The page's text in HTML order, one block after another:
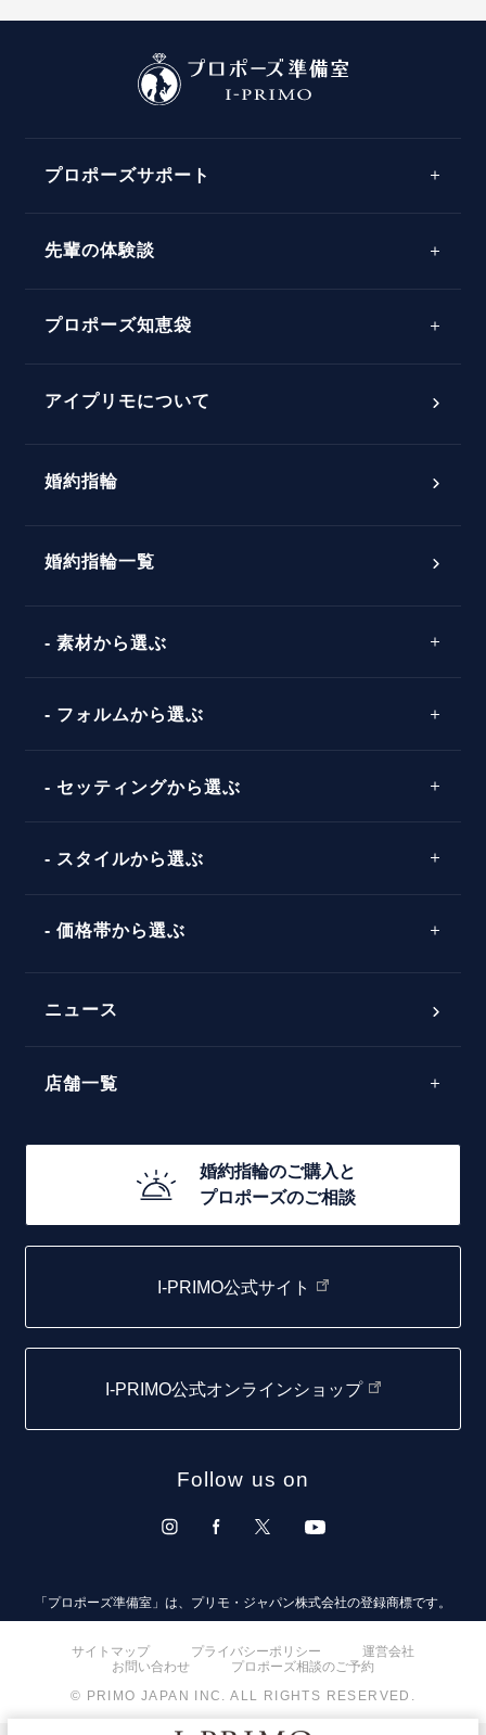
プロポーズサポート
プロポーズアイテム
パーフェクトプロポーズリング
婚約指輪マッチング診断
先輩の体験談
プロポーズ知恵袋
ダイヤモンドの品質とは？
タイミング
言葉
アイプリモについて
婚約指輪
婚約指輪一覧
素材から選ぶ
プラチナ
コンビネーション
フォルムから選ぶ
ストレートライン
セッティングから選ぶ
ソリテール
ラインメレ
スタイルから選ぶ
シンプル
モード
エレガント
価格帯から選ぶ
30万円台～
20万円台～
10万円台～
ニュース
店舗一覧
函館店
取扱店)エヴァンスブライダル 旭川本店
仙台店
青森店
郡山モルティ店
いわき店
婚約指輪のご購入と
プロポーズのご相談
I-PRIMO公式サイト
I-PRIMO公式オンラインショップ
Follow us on
「プロポーズ準備室」は、プリモ・ジャパン株式会社の登録商標です。
サイトマップ プライバシーポリシー
運営会社
お問い合わせ
プロポーズ相談のご予約
© PRIMO JAPAN INC. ALL RIGHTS RESERVED.